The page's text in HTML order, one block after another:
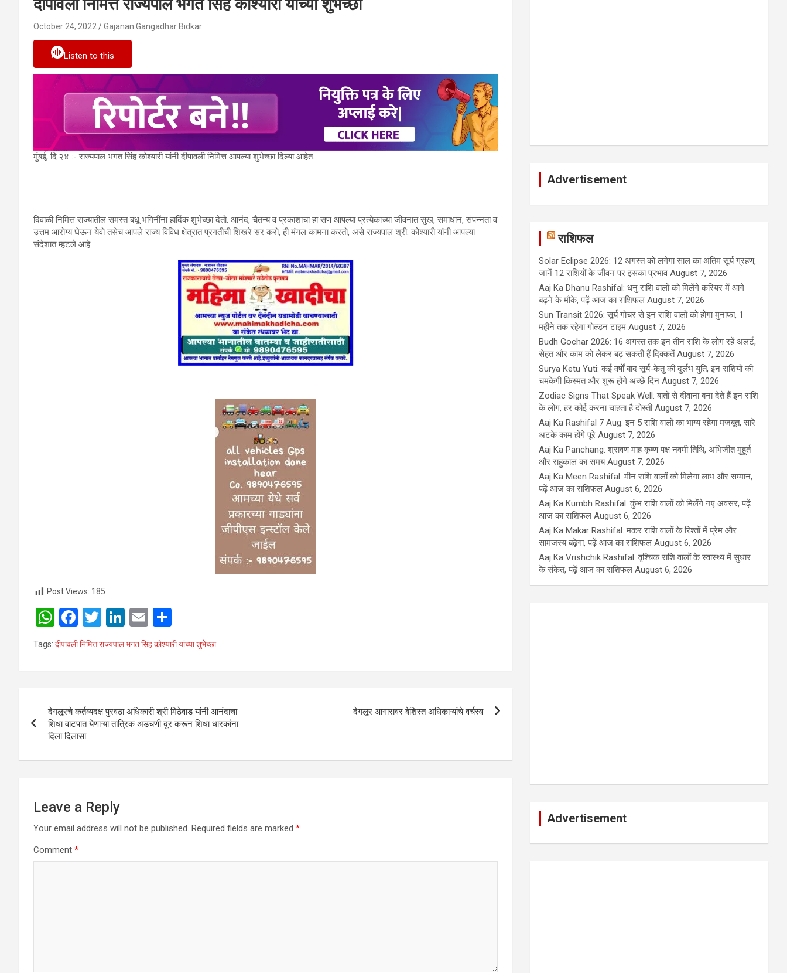
दीपावली निमित्त राज्यपाल भगत सिंह कोश्यारी यांच्या शुभेच्छा
October 24, 2022 Gajanan Gangadhar Bidkar
Listen to this
मुंबई, दि.२४ :- राज्यपाल भगत सिंह कोश्यारी यांनी दीपावली निमित्त आपल्या शुभेच्छा दिल्या आहेत.
दिवाळी निमित्त राज्यातील समस्त बंधू भगिनींना हार्दिक शुभेच्छा देतो. आनंद, चैतन्य व प्रकाशाचा हा सण आपल्या प्रत्येकाच्या जीवनात सुख, समाधान, संपन्नता व
उत्तम आरोग्य घेऊन येवो तसेच आपले राज्य विविध क्षेत्रात प्रगतीची शिखरे सर करो, ही मंगल कामना करतो, असे राज्यपाल श्री. कोश्यारी यांनी आपल्या
संदेशात म्हटले आहे.
Post Views: 185
W
h
at
s
p
p
F
a
ce
b
o
k
T
tt
er
Li
ke
dI
E
m
ail
h
ar
e
Tags: दीपावली निमित्त राज्यपाल भगत सिंह कोश्यारी यांच्या शुभेच्छा
navigation
देगलूरचे कर्तव्यदक्ष पुरवठा अधिकारी श्री मिठेवाड यांनी आनंदाचा
शिधा वाटपात येणाऱ्या तांत्रिक अडचणी दूर करून शिधा धारकांना
दिला दिलासा.
देगलूर आगारावर बेशिस्त अधिकाऱ्यांचे वर्चस्व
Leave a Reply
Your email address will not be published. Required fields are marked *
Comment *
Advertisement
राशिफल
Solar Eclipse 2026: 12 अगस्त को लगेगा साल का अंतिम सूर्य ग्रहण,
जानें 12 राशियों के जीवन पर इसका प्रभाव August 7, 2026
Aaj Ka Dhanu Rashifal: धनु राशि वालों को मिलेंगे करियर में आगे
बढ़ने के मौके, पढ़ें आज का राशिफल August 7, 2026
Sun Transit 2026: सूर्य गोचर से इन राशि वालों को होगा मुनाफा, 1
महीने तक रहेगा गोल्डन टाइम August 7, 2026
Budh Gochar 2026: 16 अगस्त तक इन तीन राशि के लोग रहें अलर्ट,
सेहत और काम को लेकर बढ़ सकती हैं दिक्कतें August 7, 2026
Surya Ketu Yuti: कई वर्षों बाद सूर्य-केतु की दुर्लभ युति, इन राशियों की
चमकेगी किस्मत और शुरू होंगे अच्छे दिन August 7, 2026
Zodiac Signs That Speak Well: बातों से दीवाना बना देते हैं इन राशि
के लोग, हर कोई करना चाहता है दोस्ती August 7, 2026
Aaj Ka Rashifal 7 Aug: इन 5 राशि वालों का भाग्य रहेगा मजबूत, सारे
अटके काम होंगे पूरे August 7, 2026
Aaj Ka Panchang: श्रावण माह कृष्ण पक्ष नवमी तिथि, अभिजीत मुहूर्त
और राहुकाल का समय August 7, 2026
Aaj Ka Meen Rashifal: मीन राशि वालों को मिलेगा लाभ और सम्मान,
पढ़ें आज का राशिफल August 6, 2026
Aaj Ka Kumbh Rashifal: कुंभ राशि वालों को मिलेंगे नए अवसर, पढ़ें
आज का राशिफल August 6, 2026
Aaj Ka Makar Rashifal: मकर राशि वालों के रिश्तों में प्रेम और
सामंजस्य बढ़ेगा, पढ़ें आज का राशिफल August 6, 2026
Aaj Ka Vrishchik Rashifal: वृश्चिक राशि वालों के स्वास्थ्य में सुधार
के संकेत, पढ़ें आज का राशिफल August 6, 2026
Advertisement